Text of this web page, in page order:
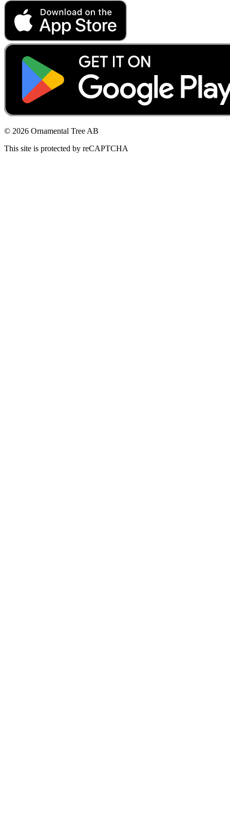
© 2026 Ornamental Tree AB
This site is protected by reCAPTCHA